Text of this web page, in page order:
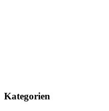
Kategorien